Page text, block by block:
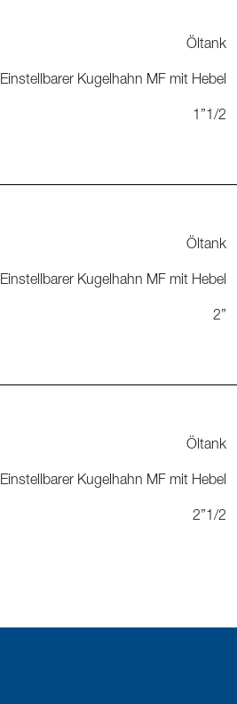
Öltank
Einstellbarer Kugelhahn MF mit Hebel
1”1/2
Öltank
Einstellbarer Kugelhahn MF mit Hebel
2”
Öltank
Einstellbarer Kugelhahn MF mit Hebel
2”1/2